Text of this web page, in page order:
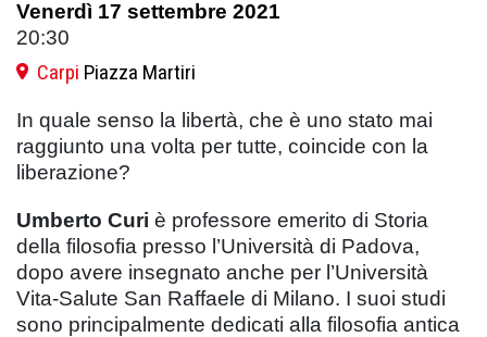
Venerdì 17 settembre 2021
20:30
Carpi Piazza Martiri
In quale senso la libertà, che è uno stato mai
raggiunto una volta per tutte, coincide con la
liberazione?
Umberto Curi è professore emerito di Storia
della filosofia presso l’Università di Padova,
dopo avere insegnato anche per l’Università
Vita-Salute San Raffaele di Milano. I suoi studi
sono principalmente dedicati alla filosofia antica